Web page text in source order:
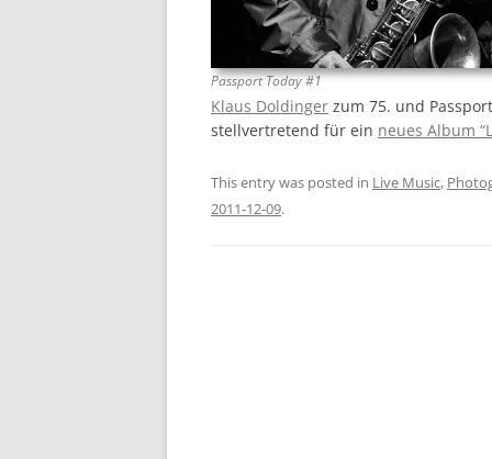
Passport Today #1
Klaus Doldinger zum 75. und
stellvertretend für ein neues Album
This entry was posted in Live Music,
2011-12-09.